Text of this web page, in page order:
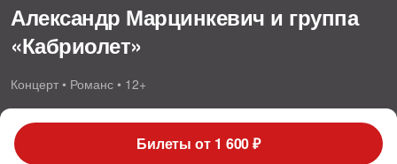
Александр Марцинкевич и группа
«Кабриолет»
Концерт • Романс • 12+
Билеты от 1 600 ₽